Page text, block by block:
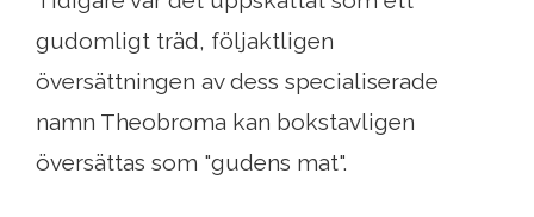
gudomligt träd, följaktligen
översättningen av dess specialiserade
namn Theobroma kan bokstavligen
översättas som "gudens mat".